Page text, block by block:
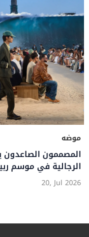
موضه
المصممون الصاعدون
الرجالية في موسم ربيع
20, Jul 2026